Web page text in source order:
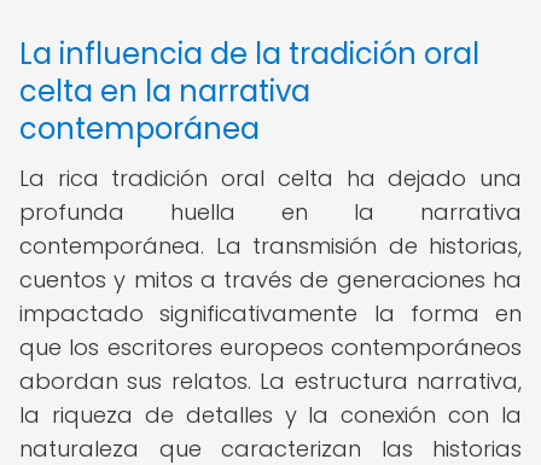
La influencia de la tradición oral
celta en la narrativa
contemporánea
La rica tradición oral celta ha dejado una
profunda huella en la narrativa
contemporánea. La transmisión de historias,
cuentos y mitos a través de generaciones ha
impactado significativamente la forma en
que los escritores europeos contemporáneos
abordan sus relatos. La estructura narrativa,
la riqueza de detalles y la conexión con la
naturaleza que caracterizan las historias